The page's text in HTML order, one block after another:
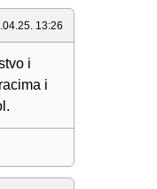
13:26
i
i